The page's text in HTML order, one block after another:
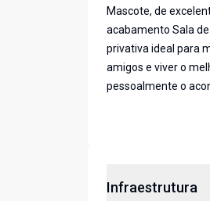
Mascote, de
acabamento Sala
privativa ideal para
amigos e viver o
pessoalmente o
Infraestrutura